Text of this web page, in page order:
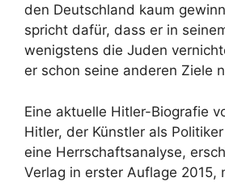
den Deutschland kaum
spricht dafür, dass er in
wenigstens die Juden
er schon seine anderen Ziele
Eine aktuelle Hitler-Biografie
Hitler, der Künstler als
eine Herrschaftsanalyse,
Verlag in erster Auflage 2015,